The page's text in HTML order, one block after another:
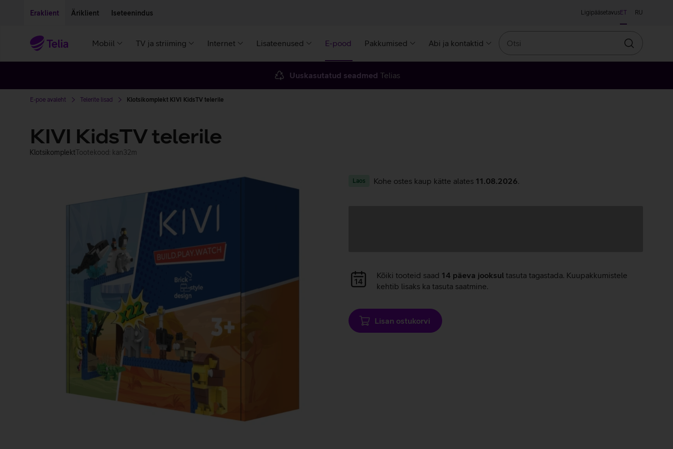
Eraklient Äriklient Iseteenindus LigipääsetavusET RU
Mobiil TV ja striiming Internet Lisateenused E-pood Pakkumised Abi ja kontaktid
Otsin
Uuskasutatud seadmed Telias
E-poe avaleht Telerite lisad Klotsikomplekt KIVI KidsTV telerile
KIVI KidsTV telerile
KlotsikomplektTootekood: kan32m
Laos Kohe ostes kaup kätte alates 11.08.2026
Andmete
laadimine
Kõiki tooteid saad 14 päeva jooksul tasuta tagastada. Kuupakkumistele
kehtib lisaks ka tasuta saatmine.
Lisan ostukorvi